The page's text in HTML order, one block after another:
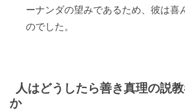
ーナンダの望みであるため、彼は喜
のでした。
人はどうしたら善き真理の説
か